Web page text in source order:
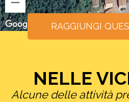
Keyboard shortcuts
RAGGIUNGI
NELLE
Alcune delle attività